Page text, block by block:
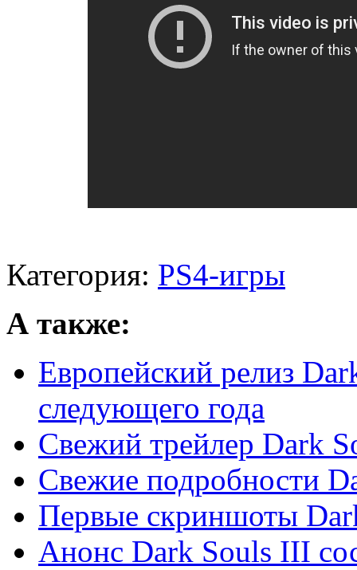
Категория: PS4-игры
А также:
Европейский релиз
следующего года
Свежий трейлер Dark
Свежие подробности
Первые скриншоты
Анонс Dark Souls III